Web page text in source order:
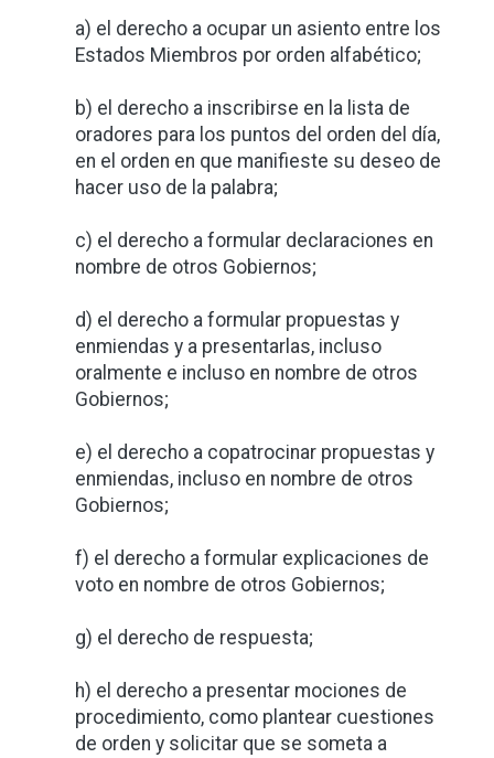
a) el derecho a ocupar un asiento entre los
Estados Miembros por orden alfabético;
b) el derecho a inscribirse en la lista de
oradores para los puntos del orden del día,
en el orden en que manifieste su deseo de
hacer uso de la palabra;
c) el derecho a formular declaraciones en
nombre de otros Gobiernos;
d) el derecho a formular propuestas y
enmiendas y a presentarlas, incluso
oralmente e incluso en nombre de otros
Gobiernos;
e) el derecho a copatrocinar propuestas y
enmiendas, incluso en nombre de otros
Gobiernos;
f) el derecho a formular explicaciones de
voto en nombre de otros Gobiernos;
g) el derecho de respuesta;
h) el derecho a presentar mociones de
procedimiento, como plantear cuestiones
de orden y solicitar que se someta a